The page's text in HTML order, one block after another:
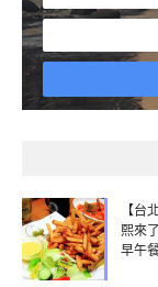
【台
熙來
早午